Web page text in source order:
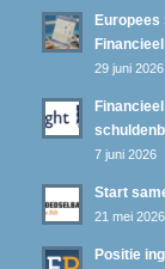
Europees
29 juni 2026
7 juni 2026
Start
21 mei 2026
Positie